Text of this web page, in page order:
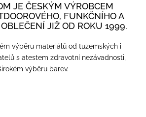
JE ČESKÝM VÝROBCEM
FUNKČNÍHO A
JIŽ OD ROKU 1999.
výběru materiálů od tuzemských i
s atestem zdravotní nezávadnosti,
výběru barev.